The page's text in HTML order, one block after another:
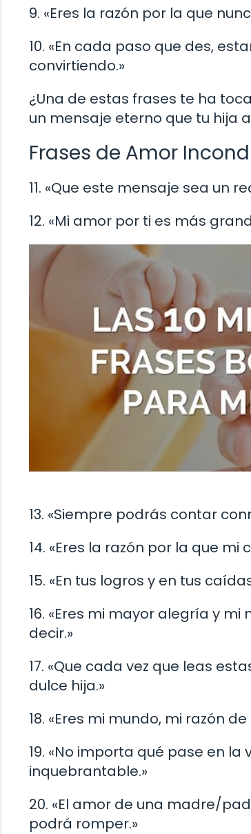
9. «Eres la razón por la que
10. «En cada paso que des,
convirtiendo.»
¿Una de estas frases te ha
un mensaje eterno que tu hija
Frases de Amor
11. «Que este mensaje sea un
12. «Mi amor por ti es más
13. «Siempre podrás contar
14. «Eres la razón por la que
15. «En tus logros y en tus
16. «Eres mi mayor alegría y
decir.»
17. «Que cada vez que leas
dulce hija.»
18. «Eres mi mundo, mi razón
19. «No importa qué pase en
inquebrantable.»
20. «El amor de una madre/
podrá romper.»